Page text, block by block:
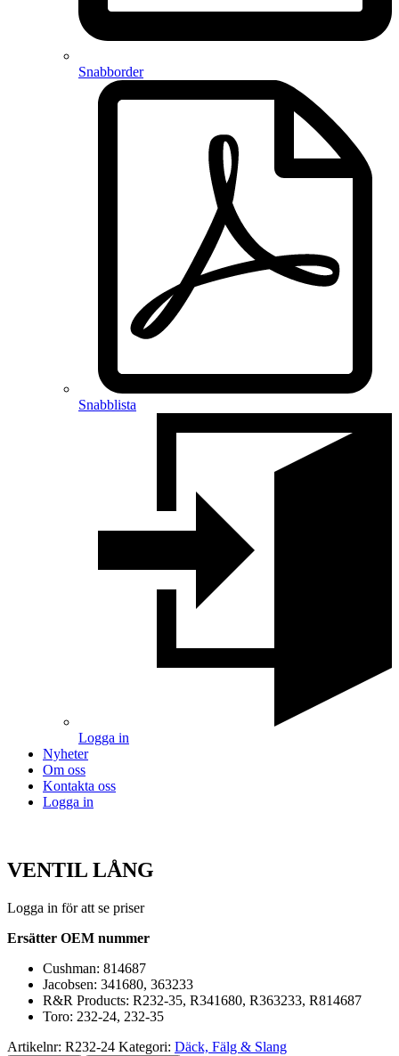
Snabborder
Snabblista
Logga in
Nyheter
Om oss
Kontakta oss
Logga in
VENTIL LÅNG
Logga in för att se priser
Ersätter OEM nummer
Cushman: 814687
Jacobsen: 341680, 363233
R&R Products: R232-35, R341680, R363233, R814687
Toro: 232-24, 232-35
Artikelnr: R232-24 Kategori: Däck, Fälg & Slang